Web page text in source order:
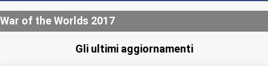
War of the Worlds 2017
Gli ultimi aggiornamenti